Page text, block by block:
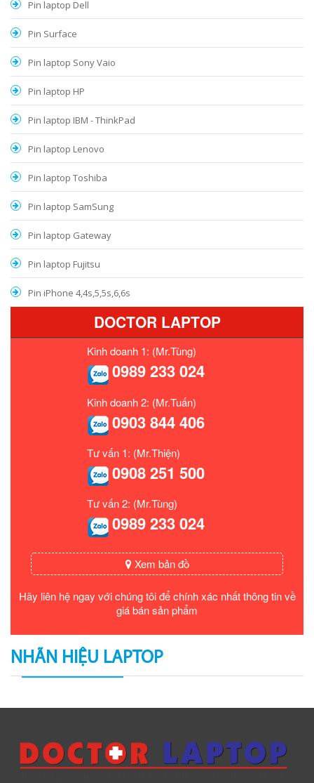
Pin laptop Dell
Pin Surface
Pin laptop Sony Vaio
Pin laptop HP
Pin laptop IBM - ThinkPad
Pin laptop Lenovo
Pin laptop Toshiba
Pin laptop SamSung
Pin laptop Gateway
Pin laptop Fujitsu
Pin iPhone 4,4s,5,5s,6,6s
DOCTOR LAPTOP
Kinh doanh 1: (Mr.Tùng)
0989 233 024
Kinh doanh 2: (Mr.Tuấn)
0903 844 406
Tư vấn 1: (Mr.Thiện)
0908 251 500
Tư vấn 2: (Mr.Tùng)
0989 233 024
Xem bản đồ
Hãy liên hệ ngay với chúng tôi để chính xác nhất thông tin về
giá bán sản phẩm
NHÃN HIỆU LAPTOP